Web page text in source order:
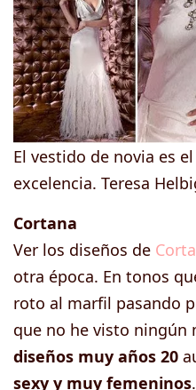
El vestido de novia es
excelencia. Teresa
Cortana
Ver los diseños de
otra época. En tonos
roto al marfil pasando
que no he visto ningún
diseños muy años 20
sexy y muy femeninos